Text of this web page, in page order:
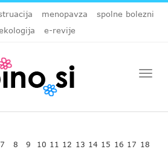
menopavza
spolne bolezni
e-revije
7 8 9 10 11 12 13 14 15 16 17 18